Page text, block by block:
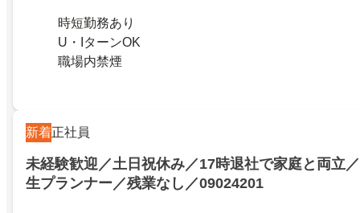
時短勤務あり
U・IターンOK
職場内禁煙
新着正社員
未経験歓迎／土日祝休み／17時退社で家庭と両立
生プランナー／残業なし／09024201